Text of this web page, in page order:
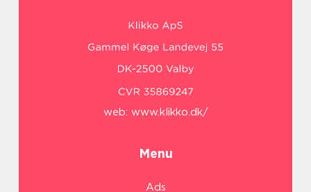
web: www.klikko.dk/
Menu
Ads